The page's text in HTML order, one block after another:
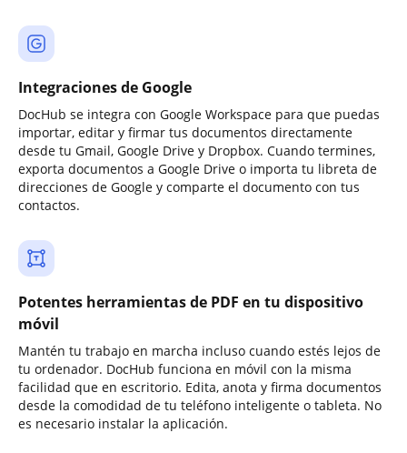
Integraciones de Google
DocHub se integra con Google Workspace para que puedas
importar, editar y firmar tus documentos directamente
desde tu Gmail, Google Drive y Dropbox. Cuando termines,
exporta documentos a Google Drive o importa tu libreta de
direcciones de Google y comparte el documento con tus
contactos.
Potentes herramientas de PDF en tu dispositivo
móvil
Mantén tu trabajo en marcha incluso cuando estés lejos de
tu ordenador. DocHub funciona en móvil con la misma
facilidad que en escritorio. Edita, anota y firma documentos
desde la comodidad de tu teléfono inteligente o tableta. No
es necesario instalar la aplicación.